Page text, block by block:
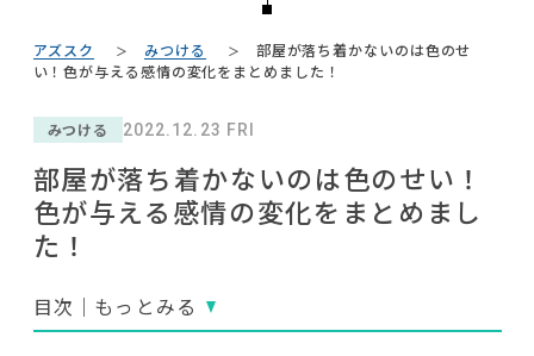
#田中みな実
#大川家具
#おすすめ#岸井ゆきの
#DINOS CORPORATION#カリモク家具
#KEYUCA#岡崎製材#コクヨ
#2022 秋ドラマ #2022 夏ドラマ
#インテリアの法則#映画#コメリ
#インテリアスタイリングの法則
#照明#良品計画
NEWS
ABOUT
CONTACT
アズスク みつける
部屋が落ち着かないのは色のせ
い！色が与える感情の変化をまとめました！
みつける 2022.12.23 FRI
部屋が落ち着かないのは色のせい！
色が与える感情の変化をまとめまし
た！
目次｜もっとみる